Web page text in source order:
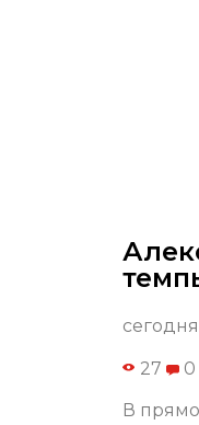
сегодня
27 0
В